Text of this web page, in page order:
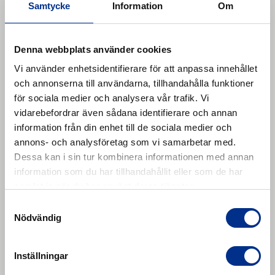
Samtycke Information Om
Denna webbplats använder cookies
Vi använder enhetsidentifierare för att anpassa innehållet
och annonserna till användarna, tillhandahålla funktioner
för sociala medier och analysera vår trafik. Vi
vidarebefordrar även sådana identifierare och annan
information från din enhet till de sociala medier och
annons- och analysföretag som vi samarbetar med.
Dessa kan i sin tur kombinera informationen med annan
information som du har tillhandahållit eller som de har
Nödvändig
Inställningar
Liknande produkter
REMASTRIP – Pulling unit